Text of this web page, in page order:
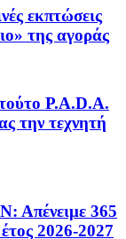
εκπτώσεις
της αγοράς
P.A.D.A.
την τεχνητή
365
2026-2027